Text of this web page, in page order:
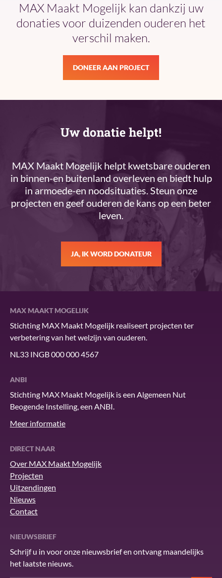
MAX Maakt Mogelijk kan dankzij uw
donaties voor duizenden ouderen het
verschil maken.
DONEER AAN PROJECT
Uw donatie helpt!
MAX Maakt Mogelijk helpt kwetsbare ouderen
in binnen-en buitenland overleven en biedt hulp
in armoede-en noodsituaties. Steun onze
projecten en geef ouderen de kans op een beter
leven.
JA, IK WORD DONATEUR
MAX MAAKT MOGELIJK
Stichting MAX Maakt Mogelijk realiseert projecten ter
verbetering van het welzijn van ouderen.
NL33 INGB 000 000 4567
ANBI
Stichting MAX Maakt Mogelijk is een Algemeen Nut
Beogende Instelling, een ANBI.
Meer informatie
DIRECT NAAR
Over MAX Maakt Mogelijk
Projecten
Uitzendingen
Nieuws
Contact
NIEUWSBRIEF
Schrijf u in voor onze nieuwsbrief en ontvang maandelijks
het laatste nieuws.